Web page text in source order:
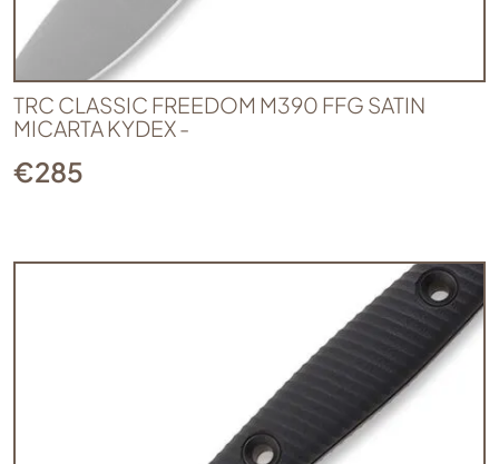
TRC CLASSIC FREEDOM M390 FFG SATIN
MICARTA KYDEX -
€285